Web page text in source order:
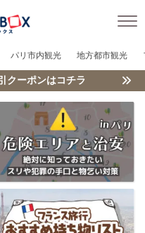
パリ市内観光 地方都市観光
クーポンはコチラ